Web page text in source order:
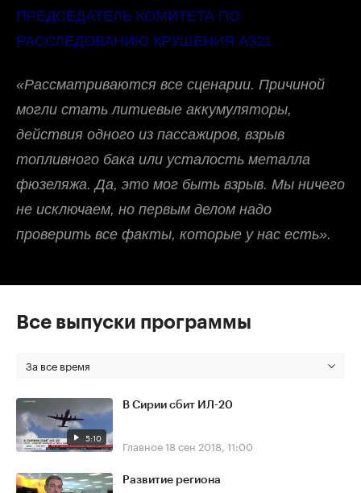
ПРЕДСЕДАТЕЛЬ КОМИТЕТА ПО
РАССЛЕДОВАНИЮ КРУШЕНИЯ А321
«Рассматриваются все сценарии. Причиной
могли стать литиевые аккумуляторы,
действия одного из пассажиров, взрыв
топливного бака или усталость металла
фюзеляжа. Да, это мог быть взрыв. Мы ничего
не исключаем, но первым делом надо
проверить все факты, которые у нас есть».
Все выпуски программы
За все время
5:10
В Сирии сбит ИЛ-20
Главное18 сен 2018, 11:00
Развитие региона